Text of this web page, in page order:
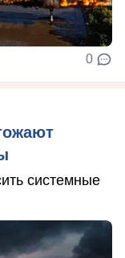
0
системные